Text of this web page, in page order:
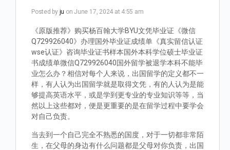
Posted by ju on June 17, 2024 at 4:55 am
《原版推荐》购买杨百翰大学BYU文凭毕业证《微信
Q729926040》办理国外毕业证成绩单《真实留信认证
wse认证》咨询毕业证书样本国外本科学位硕士毕业证
书成绩单微信Q729926040国外留学被退学本科不能毕
业怎么办？相信对每个人来说，出国留学的定义都不一
样，有人认为出国留学就是取得文凭，有的人认为是能
够提高英语水平，或是学到更专业的专业知识等等，当
然以上这些都对，便是更重要的是在留学过程中要学会
对自己负责。
当去到一个自己完全不熟悉的国度，对于一切都非常陌
生，在父母的身边有什么问题都是父母对你负责，出国